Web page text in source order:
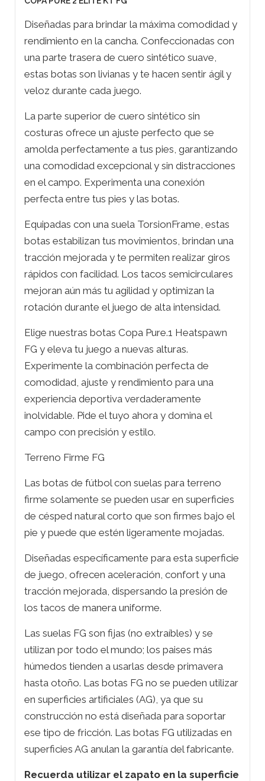
Diseñadas para brindar la máxima comodidad y
rendimiento en la cancha. Confeccionadas con
una parte trasera de cuero sintético suave,
estas botas son livianas y te hacen sentir ágil y
veloz durante cada juego.
La parte superior de cuero sintético sin
costuras ofrece un ajuste perfecto que se
amolda perfectamente a tus pies, garantizando
una comodidad excepcional y sin distracciones
en el campo. Experimenta una conexión
perfecta entre tus pies y las botas.
Equipadas con una suela TorsionFrame, estas
botas estabilizan tus movimientos, brindan una
tracción mejorada y te permiten realizar giros
rápidos con facilidad. Los tacos semicirculares
mejoran aún más tu agilidad y optimizan la
rotación durante el juego de alta intensidad.
Elige nuestras botas Copa Pure.1 Heatspawn
FG y eleva tu juego a nuevas alturas.
Experimente la combinación perfecta de
comodidad, ajuste y rendimiento para una
experiencia deportiva verdaderamente
inolvidable. Pide el tuyo ahora y domina el
campo con precisión y estilo.
Terreno Firme FG
Las botas de fútbol con suelas para terreno
firme solamente se pueden usar en superficies
de césped natural corto que son firmes bajo el
pie y puede que estén ligeramente mojadas.
Diseñadas específicamente para esta superficie
de juego, ofrecen aceleración, confort y una
tracción mejorada, dispersando la presión de
los tacos de manera uniforme.
Las suelas FG son fijas (no extraíbles) y se
utilizan por todo el mundo; los paises más
húmedos tienden a usarlas desde primavera
hasta otoño. Las botas FG no se pueden utilizar
en superficies artificiales (AG), ya que su
construcción no está diseñada para soportar
ese tipo de fricción. Las botas FG utilizadas en
superficies AG anulan la garantía del fabricante.
Recuerda utilizar el zapato en la superficie